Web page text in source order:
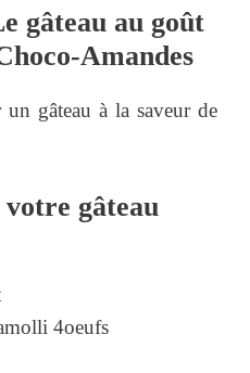
gâteau au goût
Amandes
un gâteau à la saveur de
gâteau
4oeufs